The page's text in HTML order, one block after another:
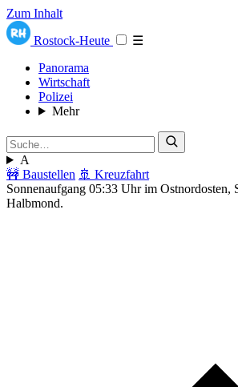
Zum Inhalt
Rostock-Heute
☰
Panorama
Wirtschaft
Polizei
Mehr
A
🚧 Baustellen 🚢 Kreuzfahrt
Sonnenaufgang 05:33 Uhr im
Halbmond.